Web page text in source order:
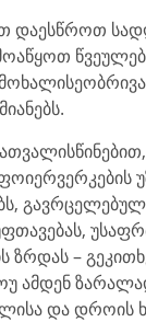
დაესწროთ
ზრდას –
ამდენ
და დროის